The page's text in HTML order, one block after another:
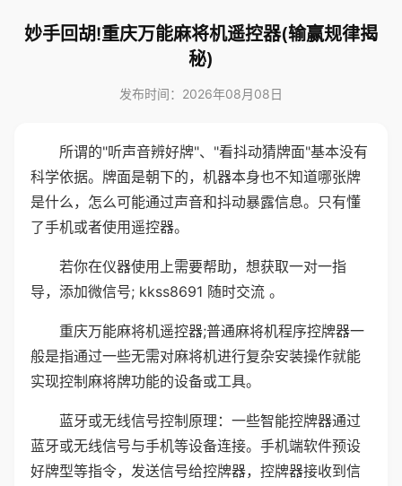
妙手回胡!重庆万能麻将机遥控器(输赢规律揭
秘)
发布时间：2026年08月08日
所谓的"听声音辨好牌"、"看抖动猜牌面"基本没有
科学依据。牌面是朝下的，机器本身也不知道哪张牌
是什么，怎么可能通过声音和抖动暴露信息。只有懂
了手机或者使用遥控器。
若你在仪器使用上需要帮助，想获取一对一指
导，添加微信号; kkss8691 随时交流 。
重庆万能麻将机遥控器;普通麻将机程序控牌器一
般是指通过一些无需对麻将机进行复杂安装操作就能
实现控制麻将牌功能的设备或工具。
蓝牙或无线信号控制原理：一些智能控牌器通过
蓝牙或无线信号与手机等设备连接。手机端软件预设
好牌型等指令，发送信号给控牌器，控牌器接收到信